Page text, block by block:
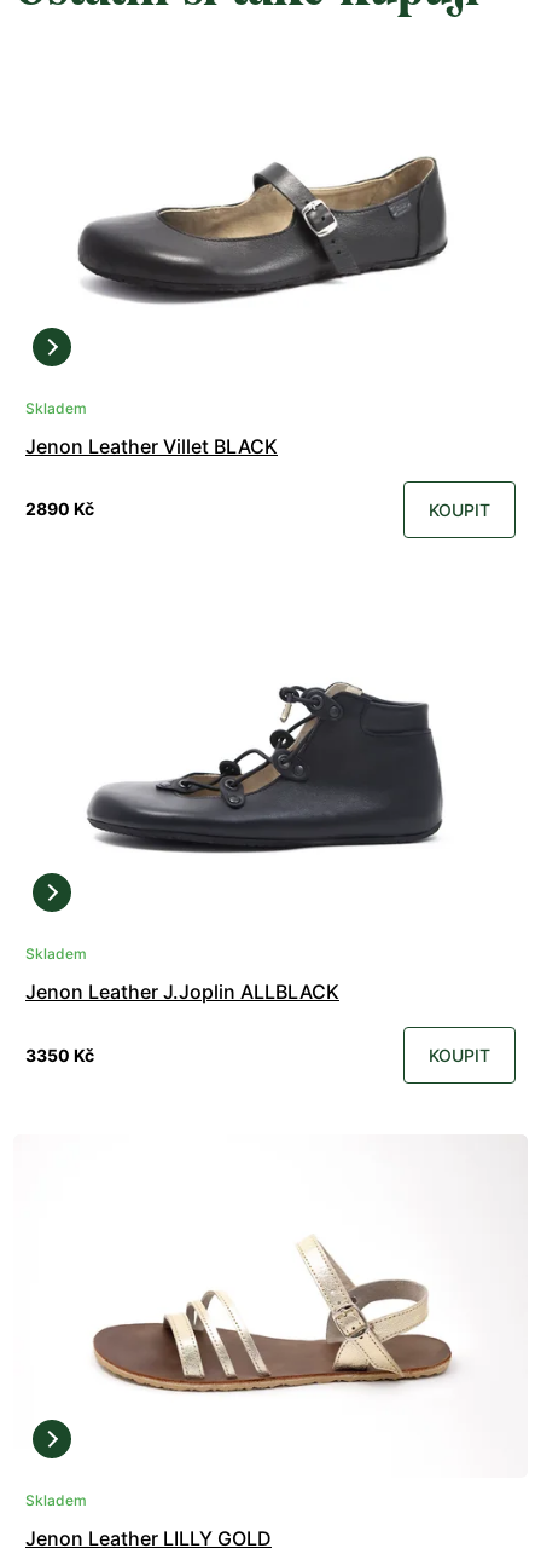
Skladem
Jenon Leather Villet BLACK
2890 Kč KOUPIT
Skladem
Jenon Leather J.Joplin ALLBLACK
3350 Kč KOUPIT
Skladem
Jenon Leather LILLY GOLD